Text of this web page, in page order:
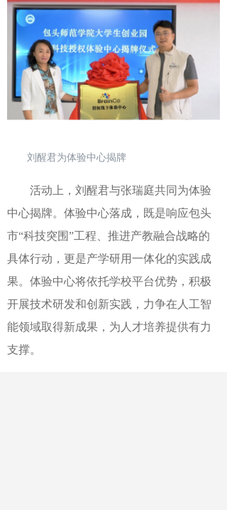
刘醒君为体验中心揭牌
活动 上，刘醒君与张瑞庭共同为体验
中心揭牌。 体验中心落成， 既是响应包头
市“科技突围”工程、推进产教融合战略的
具体行动，更是产学研用一体化的实践成
果。 体验中心将依托学校平台优势， 积极
开展技术研发和创新实践，力争在人工智
能领域取得新成果，为人才培养提供有力
支撑。